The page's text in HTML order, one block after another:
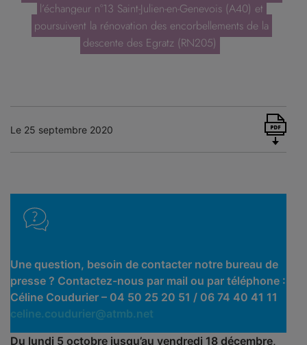
l’échangeur n°13 Saint-Julien-en-Genevois (A40) et
poursuivent la rénovation des encorbellements de la
descente des Egratz (RN205)
Le 25 septembre 2020
Une question, besoin de contacter notre bureau de
presse ? Contactez-nous par mail ou par téléphone :
Céline Coudurier – 04 50 25 20 51 / 06 74 40 41 11
celine.coudurier@atmb.net
Du lundi 5 octobre jusqu’au vendredi 18 décembre,